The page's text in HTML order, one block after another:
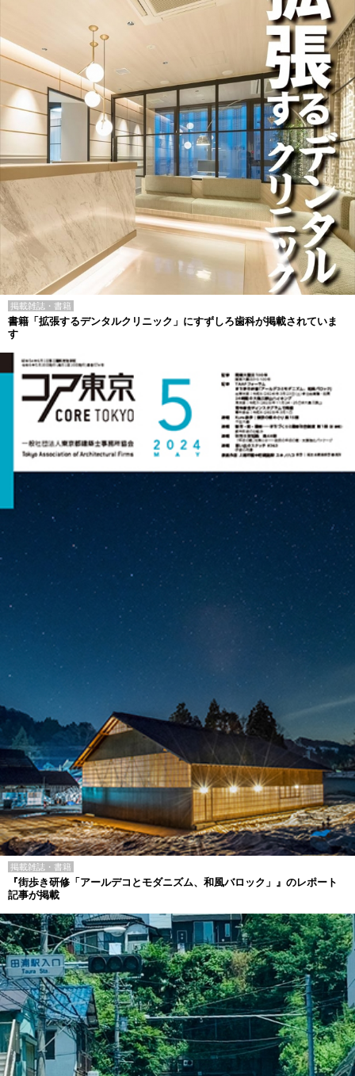
掲載雑誌・書籍
書籍「拡張するデンタルクリニック」にすずしろ歯科が掲載されていま
す
掲載雑誌・書籍
『街歩き研修「アールデコとモダニズム、和風バロック」』のレポート
記事が掲載